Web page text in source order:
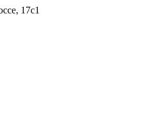
17с1